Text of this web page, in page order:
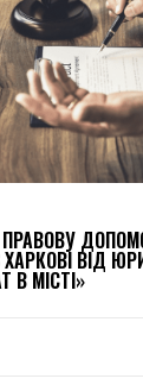
ВІД
В МІСТІ»